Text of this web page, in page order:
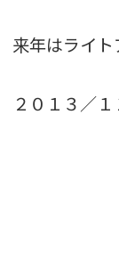
来年はライト
２０１３／